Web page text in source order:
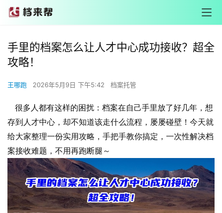
手里的档案怎么让人才中心成功接收？超全
攻略！
王哪跑 2026年5月9日 下午5:42 档案托管
很多人都有这样的困扰：档案在自己手里放了好几年，想
存到人才中心，却不知道该走什么流程，屡屡碰壁！今天就
给大家整理一份实用攻略，手把手教你搞定，一次性解决档
案接收难题，不用再跑断腿～